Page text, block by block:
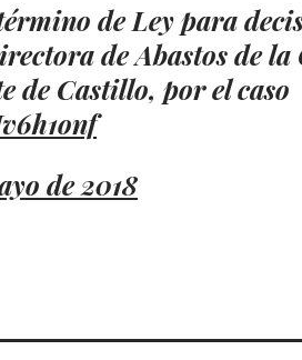
de Ley para
de Abastos de la
de Castillo, por el caso
de 2018